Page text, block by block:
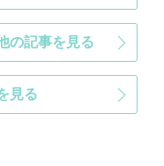
の記事を見る
見る